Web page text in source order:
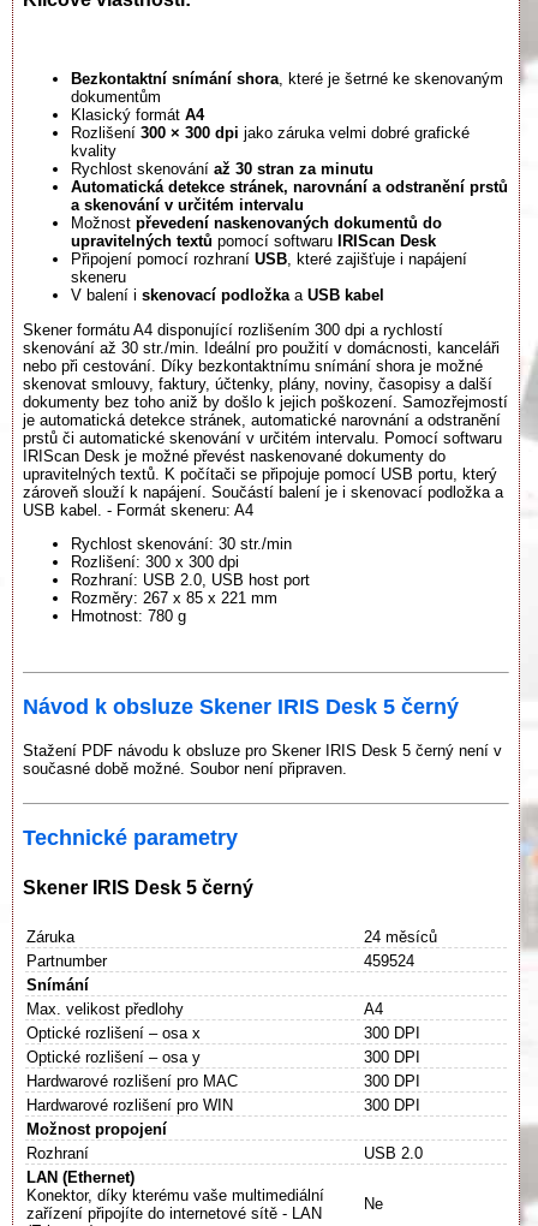
Bezkontaktní snímání shora, které je šetrné ke skenovaným
dokumentům
Klasický formát A4
Rozlišení 300 × 300 dpi jako záruka velmi dobré grafické
kvality
Rychlost skenování až 30 stran za minutu
Automatická detekce stránek, narovnání a odstranění prstů
a skenování v určitém intervalu
Možnost převedení naskenovaných dokumentů do
upravitelných textů pomocí softwaru
IRIScan Desk
Připojení pomocí rozhraní USB, které zajišťuje i napájení
skeneru
V balení i skenovací podložkaa USB kabel
Skener formátu A4 disponující rozlišením 300 dpi a rychlostí
skenování až 30 str./min. Ideální pro použití v domácnosti, kanceláři
nebo při cestování. Díky bezkontaktnímu snímání shora je možné
skenovat smlouvy, faktury, účtenky, plány, noviny, časopisy a další
dokumenty bez toho aniž by došlo k jejich poškození. Samozřejmostí
je automatická detekce stránek, automatické narovnání a odstranění
prstů či automatické skenování v určitém intervalu. Pomocí softwaru
IRIScan Desk je možné převést naskenované dokumenty do
upravitelných textů. K počítači se připojuje pomocí USB portu, který
zároveň slouží k napájení. Součástí balení je i skenovací podložka a
USB kabel. - Formát skeneru: A4
Rychlost skenování: 30 str./min
Rozlišení: 300 x 300 dpi
Rozhraní: USB 2.0, USB host port
Rozměry: 267 x 85 x 221 mm
Hmotnost: 780 g
Návod k obsluze Skener IRIS Desk 5 černý
Stažení PDF návodu k obsluze pro Skener IRIS Desk 5 černý není v
současné době možné. Soubor není připraven.
Technické parametry
Skener IRIS Desk 5 černý
Záruka
24 měsíců
Partnumber
459524
Snímání
Max. velikost předlohy
A4
Optické rozlišení – osa x
300 DPI
Optické rozlišení – osa y
300 DPI
Hardwarové rozlišení pro MAC
300 DPI
Hardwarové rozlišení pro WIN
300 DPI
Možnost propojení
Rozhraní
USB 2.0
LAN (Ethernet)
Konektor, díky kterému vaše multimediální
zařízení připojíte do internetové sítě - LAN
Ne